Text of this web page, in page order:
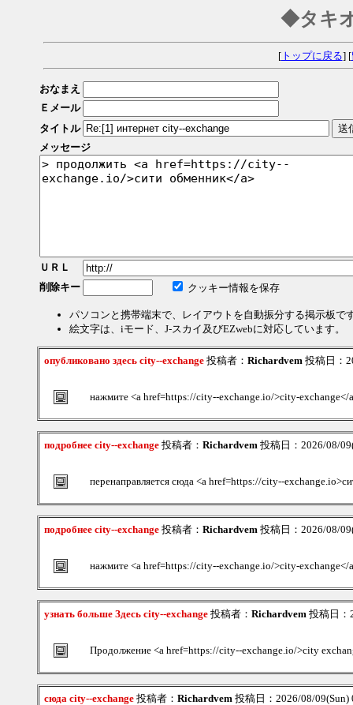
◆タキ
[トップに戻る] [
おなまえ
Ｅメール
タイトル
メッセージ
ＵＲＬ
削除キー
クッキー情報を保存
パソコンと携帯端末で、レイアウトを自動振分する掲示板で
絵文字は、iモード、J-スカイ及びEZwebに対応しています。
опубликовано здесь city--exchange 投稿者： Richardvem 投稿日：
нажмите <a href=https://city--exchange.io/>city-exchange</
подробнее city--exchange 投稿者： Richardvem 投稿日：2026/08/
перенаправляется сюда <a href=https://city--
подробнее city--exchange 投稿者： Richardvem 投稿日：2026/08/
нажмите <a href=https://city--exchange.io/>city-exchange</
узнать больше Здесь city--exchange 投稿者： Richardvem 投稿日：
Продолжение <a href=https://city--exchange.io/>city
сюда city--exchange 投稿者： Richardvem 投稿日：2026/08/